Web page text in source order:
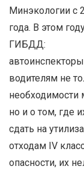
Минэкологии с
года. В этом
ГИБДД:
водителям не
но и о том, где
сдать на
отходам IV
опасности, их